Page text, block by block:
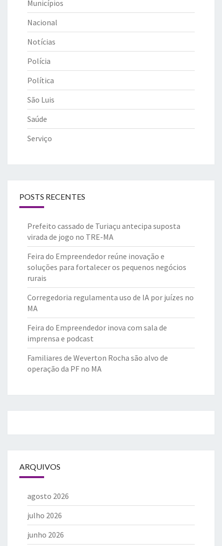
Municípios
Nacional
Notícias
Polícia
Política
São Luis
Saúde
Serviço
POSTS RECENTES
Prefeito cassado de Turiaçu antecipa suposta
virada de jogo no TRE-MA
Feira do Empreendedor reúne inovação e
soluções para fortalecer os pequenos negócios
rurais
Corregedoria regulamenta uso de IA por juízes no
MA
Feira do Empreendedor inova com sala de
imprensa e podcast
Familiares de Weverton Rocha são alvo de
operação da PF no MA
ARQUIVOS
agosto 2026
julho 2026
junho 2026